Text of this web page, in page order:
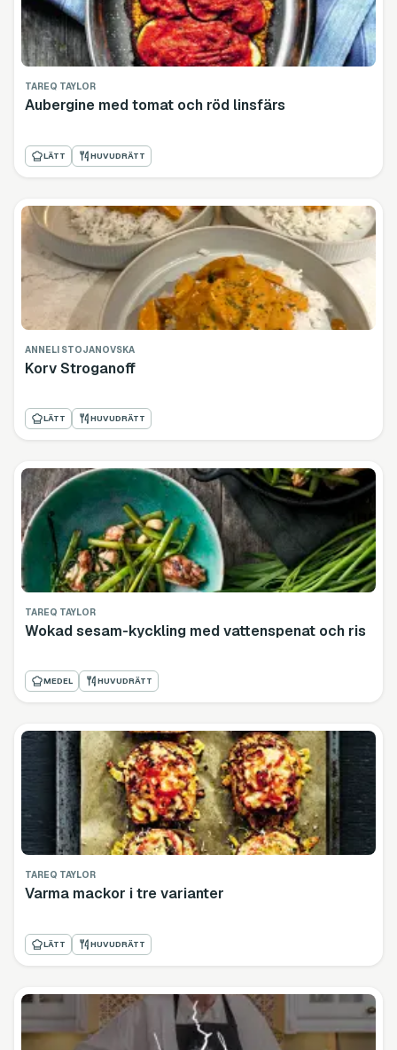
TAREQ TAYLOR
Aubergine med tomat och röd linsfärs
LÄTT HUVUDRÄTT
ANNELI STOJANOVSKA
Korv Stroganoff
LÄTT HUVUDRÄTT
TAREQ TAYLOR
Wokad sesam-kyckling med vattenspenat och ris
MEDEL HUVUDRÄTT
TAREQ TAYLOR
Varma mackor i tre varianter
LÄTT HUVUDRÄTT